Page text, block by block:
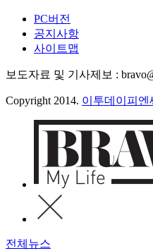
PC버전
공지사항
사이트맵
보도자료 및 기사제보 :
Copyright 2014. 이투데이피엔
전체뉴스